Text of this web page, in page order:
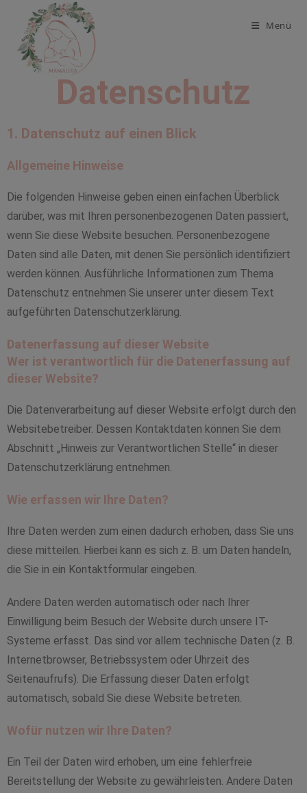
Menü
Datenschutz
1. Datenschutz auf einen Blick
Allgemeine Hinweise
Die folgenden Hinweise geben einen einfachen Überblick
darüber, was mit Ihren personenbezogenen Daten passiert,
wenn Sie diese Website besuchen. Personenbezogene
Daten sind alle Daten, mit denen Sie persönlich identifiziert
werden können. Ausführliche Informationen zum Thema
Datenschutz entnehmen Sie unserer unter diesem Text
aufgeführten Datenschutzerklärung.
Datenerfassung auf dieser Website
Wer ist verantwortlich für die Datenerfassung auf
dieser Website?
Die Datenverarbeitung auf dieser Website erfolgt durch den
Websitebetreiber. Dessen Kontaktdaten können Sie dem
Abschnitt „Hinweis zur Verantwortlichen Stelle“ in dieser
Datenschutzerklärung entnehmen.
Wie erfassen wir Ihre Daten?
Ihre Daten werden zum einen dadurch erhoben, dass Sie uns
diese mitteilen. Hierbei kann es sich z. B. um Daten handeln,
die Sie in ein Kontaktformular eingeben.
Andere Daten werden automatisch oder nach Ihrer
Einwilligung beim Besuch der Website durch unsere IT-
Systeme erfasst. Das sind vor allem technische Daten (z. B.
Internetbrowser, Betriebssystem oder Uhrzeit des
Seitenaufrufs). Die Erfassung dieser Daten erfolgt
automatisch, sobald Sie diese Website betreten.
Wofür nutzen wir Ihre Daten?
Ein Teil der Daten wird erhoben, um eine fehlerfreie
Bereitstellung der Website zu gewährleisten. Andere Daten